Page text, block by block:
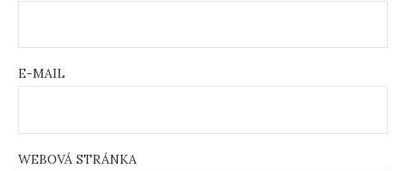
E-MAIL
WEBOVÁ STRÁNKA